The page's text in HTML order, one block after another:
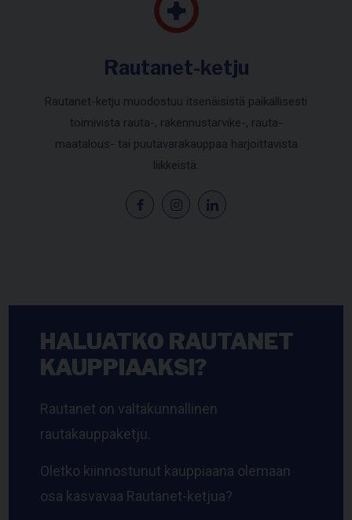
Rautanet-ketju
Rautanet-ketju muodostuu itsenäisistä paikallisesti
toimivista rauta-, rakennustarvike-, rauta-
maatalous- tai puutavarakauppaa harjoittavista
liikkeistä.
HALUATKO RAUTANET
KAUPPIAAKSI?
Rautanet on valtakunnallinen
rautakauppaketju.
Oletko kiinnostunut kauppiaana olemaan
osa kasvavaa Rautanet-ketjua?